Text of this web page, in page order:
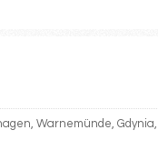
Warnemünde,